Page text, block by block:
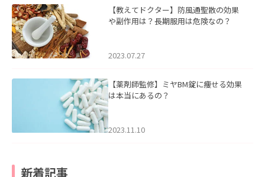
【教えてドクター】防風通聖散の効果
や副作用は？長期服用は危険なの？
2023.07.27
【薬剤師監修】ミヤBM錠に痩せる効果
は本当にあるの？
2023.11.10
新着記事